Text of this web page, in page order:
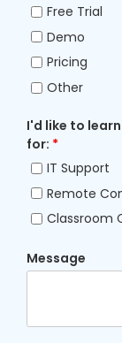
Free Trial
Demo
Pricing
Other
I'd like to
for: *
IT Support
Remote
Classroom
Message